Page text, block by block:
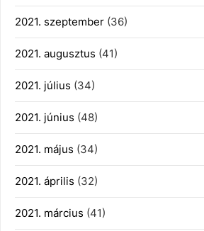
2021. szeptember (36)
2021. augusztus (41)
2021. július (34)
2021. június (48)
2021. május (34)
2021. április (32)
2021. március (41)